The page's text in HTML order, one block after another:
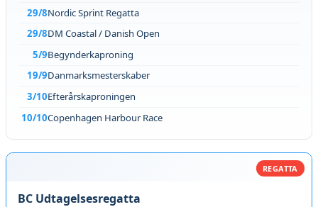
29/8Nordic Sprint Regatta
29/8DM Coastal / Danish Open
5/9Begynderkaproning
19/9Danmarksmesterskaber
3/10Efterårskaproningen
10/10Copenhagen Harbour Race
REGATTA
BC Udtagelsesregatta